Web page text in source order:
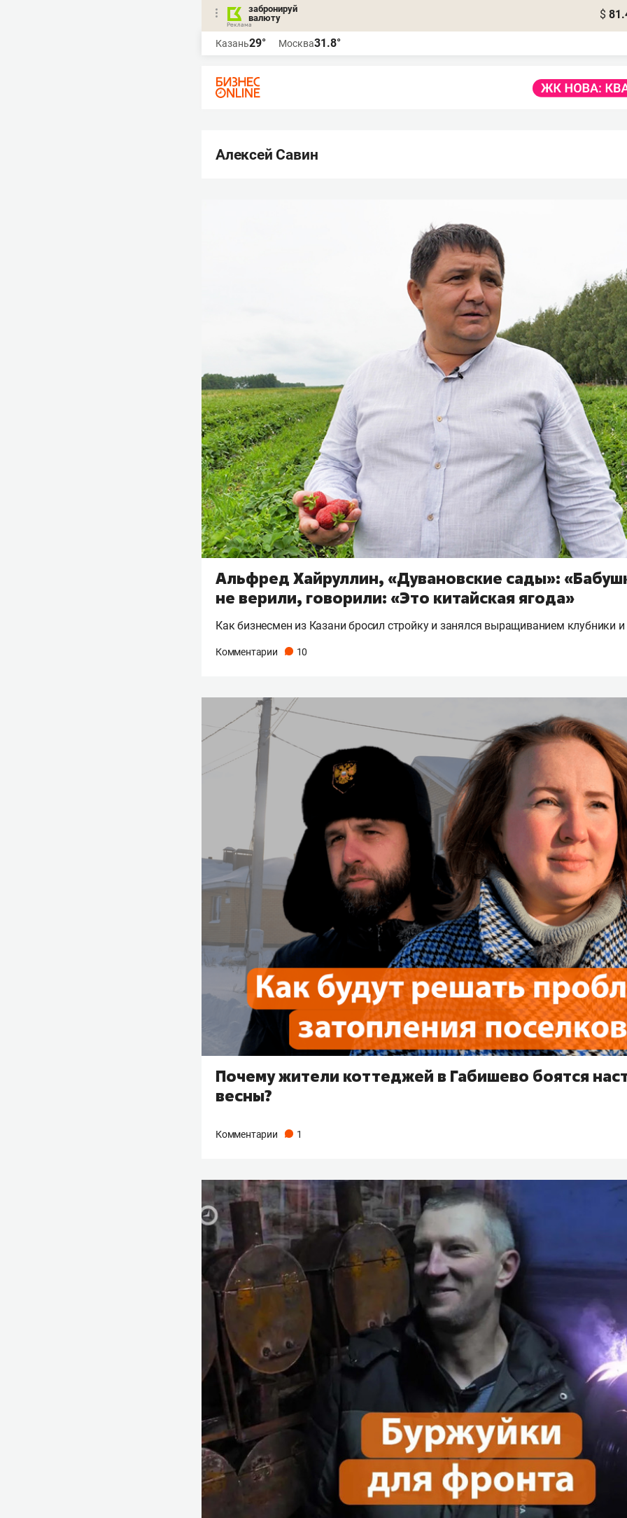
забронируй
валюту
$
Казань29° Москва31.8°
Алексей Савин
Альфред Хайруллин, «Дувановские сады»:
не верили, говорили: «Это китайская ягода»
Как бизнесмен из Казани бросил стройку и занялся выращиванием клубники
Комментарии 10
Почему жители коттеджей в Габишево боятся
весны?
Комментарии 1